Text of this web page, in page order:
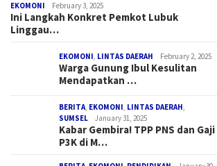
EKOMONI February 3, 2025
Ini Langkah Konkret Pemkot Lubuk
Linggau…
EKOMONI, LINTAS DAERAH February 2, 2025
Warga Gunung Ibul Kesulitan
Mendapatkan …
BERITA, EKOMONI, LINTAS DAERAH,
SUMSEL
January 31, 2025
Kabar Gembira! TPP PNS dan Gaji
P3K di M…